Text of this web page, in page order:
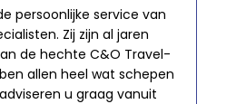
persoonlijke service van
Zij zijn al jaren
de hechte C&O Travel-
allen heel wat schepen
u graag vanuit